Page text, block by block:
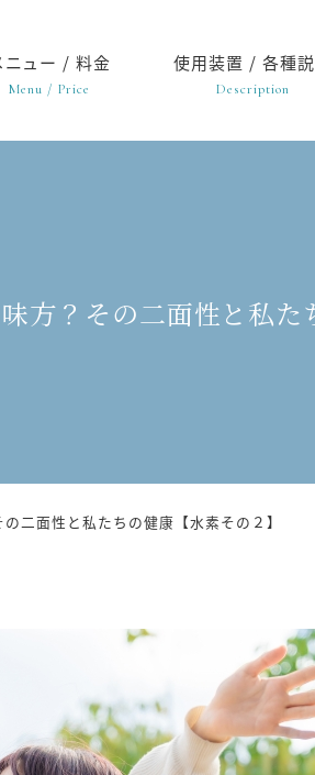
ニュー / 料金
Menu / Price
使用装置 / 各種
Description
方？その二面性と私た
二面性と私たちの健康【水素その２】